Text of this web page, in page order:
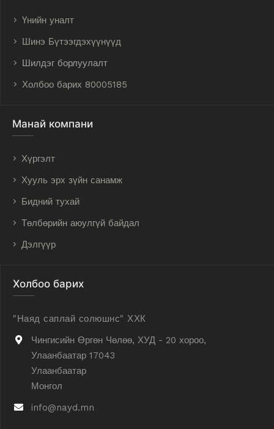
Үнийн уналт
Шинэ Бүтээгдэхүүнүүд
Шилдэг борлуулалт
Холбоо барих 80005185
Манай компани
Хүргэлт
Хууль эрх зүйн санамж
Бидний тухай
Төлбөрийн аюулгүй байдал
Дэлгүүр
Холбоо барих
"Наяд саплай солюшнс" ХХК
Чингисийн Өргөн Чөлөө, ХУД - 20 хороо,
Улаанбаатар 17043
Улаанбаатар
Монгол
info@nayd.mn